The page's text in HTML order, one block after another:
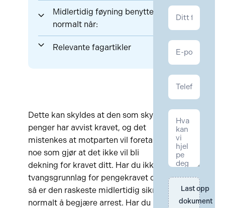
Midlertidig føyning benyttes
normalt når:
Relevante fagartikler
Dette kan skyldes at den som skylder
penger har avvist kravet, og det
mistenkes at motparten vil foreta seg
noe som gjør at det ikke vil bli
dekning for kravet ditt. Har du ikke et
tvangsgrunnlag for pengekravet ditt
så er den raskeste midlertidig sikring
normalt å begjære arrest. Har du krav
Kontakt
Last opp
dokument